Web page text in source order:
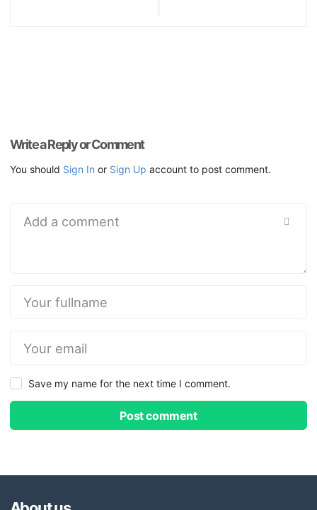
Write a Reply or Comment
You should Sign In or Sign Up account to post comment.
Save my name for the next time I comment.
Post comment